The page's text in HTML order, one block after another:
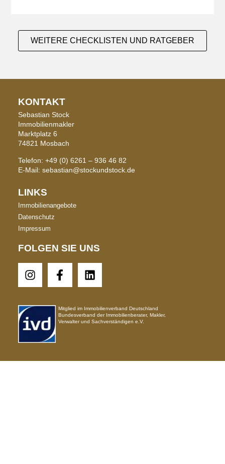
WEITERE CHECKLISTEN UND RATGEBER
KONTAKT
Sebastian Stock
Immobilienmakler
Marktplatz 6
74821 Mosbach
Telefon: +49 (0) 6261 – 936 46 82
E-Mail: sebastian@stockundstock.de
LINKS
Immobilienangebote
Datenschutz
Impressum
FOLGEN SIE UNS
Mitglied im Immobilienverband Deutschland
Bundesverband der Immobilienberater, Makler,
Verwalter und Sachverständigen e.V.